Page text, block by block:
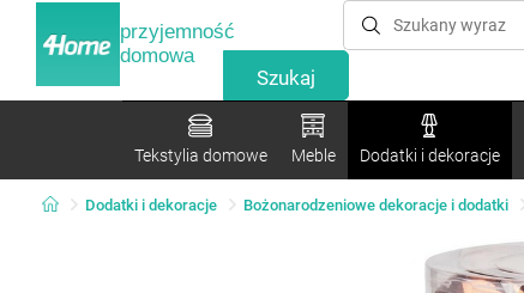
przyjemność
domowa
Tekstylia domowe Meble Dodatki i dekoracje
Dodatki i dekoracje Bożonarodzeniowe dekoracje i dodatki